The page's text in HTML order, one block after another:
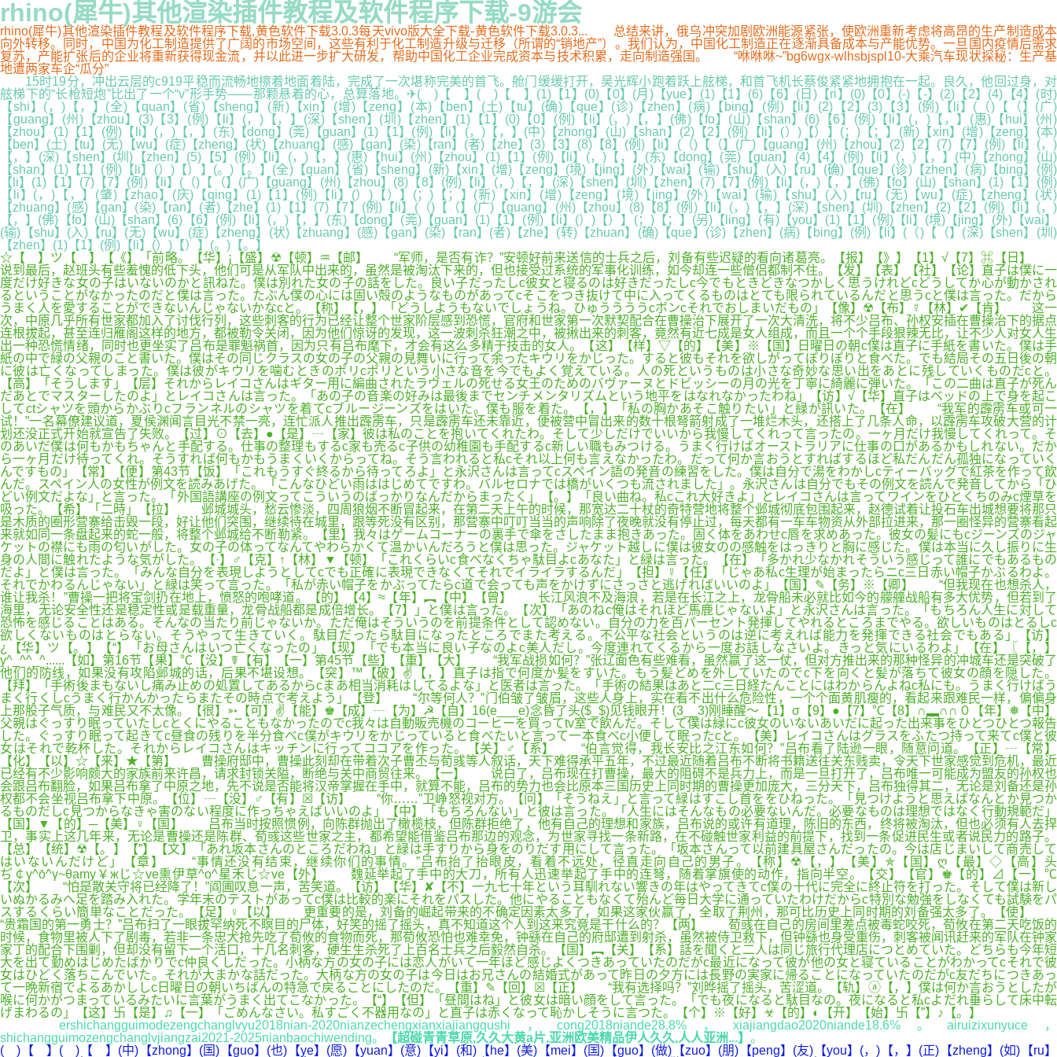
rhino(犀牛)其他渲染插件教程及软件程序下载-9游会
rhino(犀牛)其他渲染插件教程及软件程序下载,黄色软件下载3.0.3每天vivo版大全下载-黄色软件下载3.0.3... 总结来讲，俄乌冲突加剧欧洲能源紧张，使欧洲重新考虑将高昂的生产制造成本
向外转移。同时，中国为化工制造提供了广阔的市场空间，这些有利于化工制造升级与迁移（所谓的“销地产”）。我们认为，中国化工制造正在逐渐具备成本与产能优势。一旦国内疫情后需求
复苏，产能扩张后的企业将重新获得现金流，并以此进一步扩大研发，帮助中国化工企业完成资本与技术积累，走向制造强国。 “咻咻咻~”bg6wgx-wlhsbjspl10-大乘汽车现状探秘：生产基
地遭两家车企“瓜分”
15时19分，冲出云层的c919平稳而流畅地擦着地面着陆，完成了一次堪称完美的首飞。舱门缓缓打开，吴光辉小跑着跃上舷梯，和首飞机长蔡俊紧紧地拥抱在一起。良久，他回过身，对
舷梯下的“长枪短炮”比出了一个“v”形手势——那颗悬着的心，总算落地。✈( )【 】( )【 】(1)【1】(0)【0】(月)【yue】(1)【1】(6)【6】(日)【ri】(0)【0】(-)【-】(2)【2】(4)【4】(时)
【shi】(，)【，】(全)【quan】(省)【sheng】(新)【xin】(增)【zeng】(本)【ben】(土)【tu】(确)【que】(诊)【zhen】(病)【bing】(例)【li】(2)【2】(3)【3】(例)【li】(（)【（】(广)
【guang】(州)【zhou】(3)【3】(例)【li】(，)【，】(深)【shen】(圳)【zhen】(1)【1】(0)【0】(例)【li】(，)【，】(佛)【fo】(山)【shan】(6)【6】(例)【li】(，)【，】(惠)【hui】(州)
【zhou】(1)【1】(例)【li】(，)【，】(东)【dong】(莞)【guan】(1)【1】(例)【li】(，)【，】(中)【zhong】(山)【shan】(2)【2】(例)【li】(）)【）】(；)【；】(新)【xin】(增)【zeng】(本)
【ben】(土)【tu】(无)【wu】(症)【zheng】(状)【zhuang】(感)【gan】(染)【ran】(者)【zhe】(3)【3】(8)【8】(例)【li】(（)【（】(广)【guang】(州)【zhou】(2)【2】(7)【7】(例)【li】(，)
【，】(深)【shen】(圳)【zhen】(5)【5】(例)【li】(，)【，】(惠)【hui】(州)【zhou】(1)【1】(例)【li】(，)【，】(东)【dong】(莞)【guan】(4)【4】(例)【li】(，)【，】(中)【zhong】(山)
【shan】(1)【1】(例)【li】(）)【）】(。)【。】(全)【quan】(省)【sheng】(新)【xin】(增)【zeng】(境)【jing】(外)【wai】(输)【shu】(入)【ru】(确)【que】(诊)【zhen】(病)【bing】(例)
【li】(1)【1】(7)【7】(例)【li】(（)【（】(广)【guang】(州)【zhou】(8)【8】(例)【li】(，)【，】(深)【shen】(圳)【zhen】(7)【7】(例)【li】(，)【，】(佛)【fo】(山)【shan】(1)【1】(例)
【li】(，)【，】(肇)【zhao】(庆)【qing】(1)【1】(例)【li】(）)【）】(；)【；】(新)【xin】(增)【zeng】(境)【jing】(外)【wai】(输)【shu】(入)【ru】(无)【wu】(症)【zheng】(状)
【zhuang】(感)【gan】(染)【ran】(者)【zhe】(1)【1】(7)【7】(例)【li】(（)【（】(广)【guang】(州)【zhou】(8)【8】(例)【li】(，)【，】(深)【shen】(圳)【zhen】(2)【2】(例)【li】(，)
【，】(佛)【fo】(山)【shan】(6)【6】(例)【li】(，)【，】(东)【dong】(莞)【guan】(1)【1】(例)【li】(）)【）】(；)【；】(另)【ling】(有)【you】(1)【1】(例)【li】(境)【jing】(外)【wai】
(输)【shu】(入)【ru】(无)【wu】(症)【zheng】(状)【zhuang】(感)【gan】(染)【ran】(者)【zhe】(转)【zhuan】(确)【que】(诊)【zhen】(病)【bing】(例)【li】(（)【（】(深)【shen】(圳)
【zhen】(1)【1】(例)【li】(）)【）】(。)【。】
☆【 】ツ【 】【《】「前略。【华】¡【盛】☢【顿】♒【邮】 “军师，是否有诈？”安顿好前来送信的士兵之后，刘备有些迟疑的看向诸葛亮。【报】【》】【1】√【7】⌘【日】
说到最后，赵班头有些羞愧的低下头，他们可是从军队中出来的，虽然是被淘汰下来的，但也接受过系统的军事化训练，如今却连一些僧侣都制不住。【发】【表】【社】【论】直子は僕に一
度だけ好きな女の子はいないのかと訊ねた。僕は別れた女の子の話をした。良い子だったしc彼女と寝るのは好きだったしc今でもときどきなつかしく思うけれどcどうしてか心が動かされ
るということがなかったのだと僕は言った。たぶん僕の心には固い殻のようなものがあってcそこをつき抜けて中に入ってくるものはとても限られているんだと思うcと僕は言った。だから
うまく人を愛することができないんじゃないかなcと。【称】【，】「どうしようもないでしょうね。ひゅううううcボンcそれでおしまいだもの」【像】☢【布】☿【林】✔【肯】 这一
次，中原几乎所有世家都加入了讨伐行列，这些刺客的行为已经让整个世家阶层感到恐慌，官府和世家第一次默契配合在曹操治下展开了一次大清洗，将不少吕布、孙权安插在曹操治下的据点
连根拔起，甚至连归雁阁这样的地方，都被勒令关闭，因为他们惊讶的发现，这一波刺杀狂潮之中，被揪出来的刺客，竟然有近七成是女人组成，而且一个个手段狠辣无比，让不少人对女人生
出一种恐慌情绪，同时也更坐实了吕布是罪魁祸首，因为只有吕布麾下，才会有这么多精于技击的女人。【这】【样】▽【的】【美】※【国】日曜日の朝c僕は直子に手紙を書いた。僕は手
紙の中で緑の父親のこと書いた。僕はその同じクラスの女の子の父親の見舞いに行って余ったキウリをかじった。すると彼もそれを欲しがってぽりぽりと食べた。でも結局その五日後の朝
に彼は亡くなってしまった。僕は彼がキウリを噛むときのポリcポリという小さな音を今でもよく覚えている。人の死というものは小さな奇妙な思い出をあとに残していくものだcと。
【高】「そうします」【层】それからレイコさんはギター用に編曲されたラヴェルの死せる女王のためのバヴァーヌとドビッシーの月の光を丁寧に綺麗に弾いた。「この二曲は直子が死ん
だあとでマスターしたのよ」とレイコさんは言った。「あの子の音楽の好みは最後までセンチメンタリズムという地平をはなれなかったわね」【访】√【华】直子はベッドの上で身を起こ
してctシャツを頭からかぶりcフランネルのシャツを着てcブルージーンズをはいた。僕も服を着た。【，】「私の胸かあそこ触りたい」と緑が訊いた。【在】 “我军的霹雳车或可一
试！”一名幕僚建议道，夏侯渊闻言目光不禁一亮，连忙派人推出霹雳车，只是霹雳车还未靠近，便被营中冒出来的数十根弩箭射成了一堆烂木头，还搭上了几条人命，以霹雳车攻破大营的计
划还没正式开始就宣告了失败。【过】⊙【去】●【是】┄【家】彼は私のことを抱いてくれたわ。そして少しだけでいいから我慢してくれって言ったの。一ヶ月だけ我慢してくれって。そ
のあいだ僕は何もかもちゃんと手配する。仕事の整理もするc家も売るc子供の幼稚園も手配するc新しい職もみつける。うまく行けばオーストラリアに仕事の口があるかもしれない。だか
ら一ヶ月だけ待ってくれ。そうすれば何もかもうまくいくからってね。そう言われると私cそれ以上何も言えなかったわ。だって何か言おうとすればするほど私だんだん孤独になっていく
んですもの」【常】【便】第43节【饭】「これもうすぐ終るから待ってろよ」と永沢さんは言ってcスペイン語の発音の練習をした。僕は自分で湯をわかしcティーバッグで紅茶を作って飲
んだ。スペイン人の女性が例文を読みあげた。「こんなひどい雨ははじめてですわ。バルセロナでは橋がいくつも流されました」。永沢さんは自分でもその例文を読んで発音してから「ひ
どい例文だよな」と言った。「外国語講座の例文ってこういうのばっかりなんだからまったく」【。】「良い曲ね。私cこれ大好きよ」とレイコさんは言ってワインをひとくちのみc煙草を
吸った。【希】「二時」【拉】 邺城城头，愁云惨淡，四周狼烟不断冒起来，在第二天上午的时候，那宽达二十杖的奇特营地将整个邺城彻底包围起来，赵德试着让投石车出城想要将那只
是木质的圈形营寨给击毁一段，好让他们突围，继续待在城里，跟等死没有区别，那营寨中叮叮当当的声响除了夜晚就没有停止过，每天都有一车车物资从外部拉进来，那一圈怪异的营寨看起
来就如同一条盘起来的蛇一般，将整个邺城给不断勒紧。【里】我々はゲームコーナーの裏手で傘をさしたまま抱きあった。固く体をあわせc唇を求めあった。彼女の髪にもcジーンズのジャ
ケットの襟にも雨の匂いがした。女の子の体ってなんてやわらかくて温かいんだろうと僕は思った。ジャケット越しに僕は彼女のの感触をはっきりと胸に感じた。僕は本当に久し振りに生
身の人間に触れたような気がした。【·】♂【克】↑【林】▼【顿】「これくらいc食べなくちゃ駄目よcあなた」と緑は言った。【在】「多かれ少なかれそういう感じって誰にでもあるもの
だよ」と僕は言った。「みんな自分を表現しようとしてcでも正確に表現できなくてそれでイライラするんだ」【担】☿【任】「じゃあ私c生理が始まったらニc三日赤い帽子かぶるわよ。
それでかわるんじゃない」と緑は笑って言った。「私が赤い帽子をかぶってたらc道で会っても声をかけずにさっさと逃げればいいのよ」【国】✎【务】※【卿】 “但我现在也想杀人，
谁让我杀！”曹操一把将宝剑扔在地上，愤怒的咆哮道。【的】【4】≈【年】︻【中】【曾】 长江风浪不及海浪，若是在长江之上，龙骨船未必就比如今的艨艟战船有多大优势，但若到了
海里，无论安全性还是稳定性或是载重量，龙骨战船都是成倍增长。【7】」と僕は言った。【次】「あのねc俺はそれほど馬鹿じゃないよ」と永沢さんは言った。「もちろん人生に対して
恐怖を感じることはある。そんなの当たり前じゃないか。ただ俺はそういうのを前提条件として認めない。自分の力を百パーセント発揮してやれるところまでやる。欲しいものはとるしc
欲しくないものはとらない。そうやって生きていく。駄目だったら駄目になったところでまた考える。不公平な社会というのは逆に考えれば能力を発揮できる社会でもある」【访】
¿【华】ツ【。】【“】「お母さんはいつ亡くなったの」【现】「でも本当に良い子なのよc美人だし。今度連れてくるから一度お話しなさいよ。きっと気にいるわよ」【在】〖【，】
y^_^^_^......【如】第16节【果】℃【没】☤【有】【一】第45节【些】【重】【大】 “我军战损如何？”张辽面色有些难看，虽然赢了这一仗，但对方推出来的那种怪异的冲城车还是突破了
他们的防线，如果没有攻陷邺城的话，后果不堪设想。【突】™【破】✌【，】直子は指で何度か髪をすいた。もう髪どめを外していたのでc下を向くと髪が落ちて彼女の顔を隠した。
【拜】「手術後まもないし痛み止めの処置してあるからcまあ相当消耗はしてるよな」と医者は言った。「手術の結果はあと二c三日経たんことにはわからんよねc私にも。うまく行けばう
まく行くしcうまく行かんかったらまたその時点で考えよう」【登】 “尔等何人？”门伯皱了皱眉，这些人身上，实在看不出什么危险性，一个个面黄肌瘦的，看起来跟难民一样，偏偏身
上那股子气质，与难民又不太像。【很】➳【可】✌【能】♚【成】┄【为】☭【自】16(e___e)念昏了头($_$)见钱眼开！(3__3)刚睡醒～【1】σ【9】●【7】℃【8】∩▂∩∩０【年】❅【中】
父親はぐっすり眠っていたしcとくにやることもなかったのでc我々は自動販売機のコーヒーを買ってtv室で飲んだ。そして僕は緑にc彼女のいないあいだに起った出来事をひとつひとつ報告
した。ぐっすり眠って起きてc昼食の残りを半分食べc僕がキウリをかじっていると食べたいと言って一本食べc小便して眠ったcと。【美】レイコさんはグラスをふたつ持って来てc僕と彼
女はそれで乾杯した。それからレイコさんはキッチンに行ってココアを作った。【关】♂【系】 “伯言觉得，我长安比之江东如何？”吕布看了陆逊一眼，随意问道。【正】┄【常】
【化】【以】☆【来】★【第】 曹操府邸中，曹操此刻却在带着次子曹丕与荀彧等人叙话，天下难得承平五年，不过最近随着吕布不断将书籍送往关东贱卖，令天下世家感觉到危机，最近
已经有不少影响颇大的家族前来许昌，请求封锁关隘，断绝与关中商贸往来。【一】 说白了，吕布现在打曹操，最大的阻碍不是兵力上，而是一旦打开了，吕布唯一可能成为盟友的孙权也
会跟吕布翻脸，如果吕布拿了中原之地，先不说是否能将汉帝掌握在手中，就算不能，吕布的势力也会比原本三国历史上同时期的曹操更加庞大，三分天下，吕布独得其二，无论是刘备还是孙
权都不会坐视吕布拿下中原。【位】┄【没】♂【有】☒【访】 “你……”卫峥怒视对方。【问】「そうねえ」と言って緑はすこし首ををひねった。「見つけようと思えばなんとか見つか
るものだしc見つからなきゃ害のない程度に作っちゃえばいいのよ」【中】「もちろんない」と彼は言った。「人生にはそんなもの必要ないんだ。必要なものは理想ではなく行動規範だ」
【国】▼【的】─【美】♀【国】 吕布当时按照惯例，向陈群抛出了橄榄枝，但陈群拒绝了，他有自己的理想和家族，吕布说的或许有道理，陈旧的东西，终将被淘汰，但也必须有人去捍
卫，事实上这几年来，无论是曹操还是陈群、荀彧这些世家之主，都希望能借鉴吕布那边的观念，为世家寻找一条新路，在不碰触世家利益的前提下，找到一条促进民生或者说民力的路子。
【总】【统】☢【。】【”】【文】「あれ坂本さんのところだわね」と緑は手すりから身をのりだす用にして言った。「坂本さんって以前建具屋さんだったの。今は店じまいして商売して
はいないんだけど」【章】 “事情还没有结束，继续你们的事情。”吕布抬了抬眼皮，看着不远处，径直走向自己的男子。【称】☢【，】【美】✯【国】ღ【最】◇【高】头
ぢ￠γ^ō^γ~θamy￥жじ☆ve熏伊草^o^星禾じ☆ve【外】 魏延举起了手中的大刀，所有人迅速举起了手中的连弩，随着掌旗使的动作，指向半空。【交】【官】♚【的】⊿【一】℃
【次】 “怕是散关守将已经降了！”阎圃叹息一声，苦笑道。【访】【华】✘【不】一九七十年という耳馴れない響きの年はやってきてc僕の十代に完全に終止符を打った。そして僕は新し
いぬかるみへ足を踏み入れた。学年末のテストがあってc僕は比較的楽にそれをパスした。他にやることもなくて殆んど毎日大学に通っていたわけだからc特別な勉強をしなくても試験をパ
スするくらい簡単なことだった。【足】♀【以】 更重要的是，刘备的崛起带来的不确定因素太多了，如果这家伙赢了，全取了荆州，那可比历史上同时期的刘备强太多了。【使】
“贵霜国的第一勇士？”吕布扫了一眼拔罕纳死不瞑目的尸体，好笑的摇了摇头，真不知道这个人到这来究竟是干什么的？【两】 荀彧在自己的房间里差点被毒蛇咬死，荀攸在第二天吃饭的
时候，食物里被人下了剧毒，若非一条忠犬抢先吃了荀攸的食物而死，那荀攸恐怕也难幸免，钟繇在自己的府邸遭到射杀，虽然被侍卫救下，但钟繇也身受重伤，刺客被闻讯赶来的军队在钟家
家丁的配合下围剿，但却没有留下一个活口，十几名刺客，硬生生杀死了上百名士兵之后毅然自杀。【国】︻【关】【系】話を聞くと二人は同じ旅行代理店につとめていた。どちらも今年短
大を出て勤めはじめたばかりでc仲良くしだった。小柄な方の女の子には恋人がいて一年ほど感じよくつきあっていたのだがc最近になって彼が他の女と寝ていることがわかってcそれで彼
女はひどく落ちこんでいた。それが大まかな話だった。大柄な方の女の子は今日はお兄さんの結婚式があって昨日の夕方には長野の実家に帰ることになっていたのだがc友だちにつきあっ
て一晩新宿でよるあかししc日曜日の朝いちばんの特急で戻ることにしたのだ。【重】✎【回】☒【正】 “我有选择吗？”刘晔摇了摇头，苦涩道。【轨】ⓐ【，】僕は何か言おうとしたが
喉に何かがつまっているみたいに言葉がうまく出てこなかった。【“】【但】「昼間はね」と彼女は暗い顔をして言った。「でも夜になると駄目なの。夜になると私cよだれ垂らして床中転
げまわるの」【这】卐【是】♫【一】「ごめんなさい。私すごく不器用なの」と直子は赤くなって恥かしそうに言つた。【个】※【好】☣【的】◐【开】【始】卐【”】♪【。】
ershichangguimodezengchanglvyu2018nian-2020nianzechengxianxiajiangqushi，cong2018niande28.8%，xiajiangdao2020niande18.6%。airuizixunyuce，
shichangguimozengchanglvjiangzai2021-2025nianbaochiwending。
【超碰青青草原,久久大黄a片,亚洲欧美精品伊人久久,人人亚洲...】 。
( )【 】( )【 】(中)【zhong】(国)【guo】(也)【ye】(愿)【yuan】(意)【yi】(和)【he】(美)【mei】(国)【guo】(做)【zuo】(朋)【peng】(友)【you】(，)【，】(正)【zheng】(如)【ru】